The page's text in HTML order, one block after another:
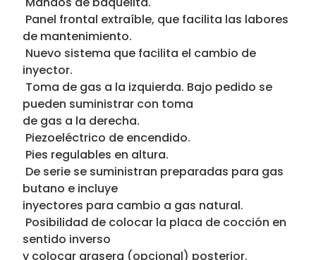
 Panel frontal extraíble, que facilita las labores
de mantenimiento.
 Nuevo sistema que facilita el cambio de
inyector.
 Toma de gas a la izquierda. Bajo pedido se
pueden suministrar con toma
de gas a la derecha.
 Piezoeléctrico de encendido.
 Pies regulables en altura.
 De serie se suministran preparadas para gas
butano e incluye
inyectores para cambio a gas natural.
 Posibilidad de colocar la placa de cocción en
sentido inverso
y colocar grasera (opcional) posterior.